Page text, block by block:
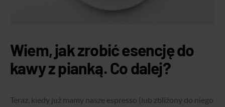
Wiem, jak zrobić esencję do
kawy z pianką. Co dalej?
Teraz, kiedy już mamy nasze espresso (lub zbliżony do niego